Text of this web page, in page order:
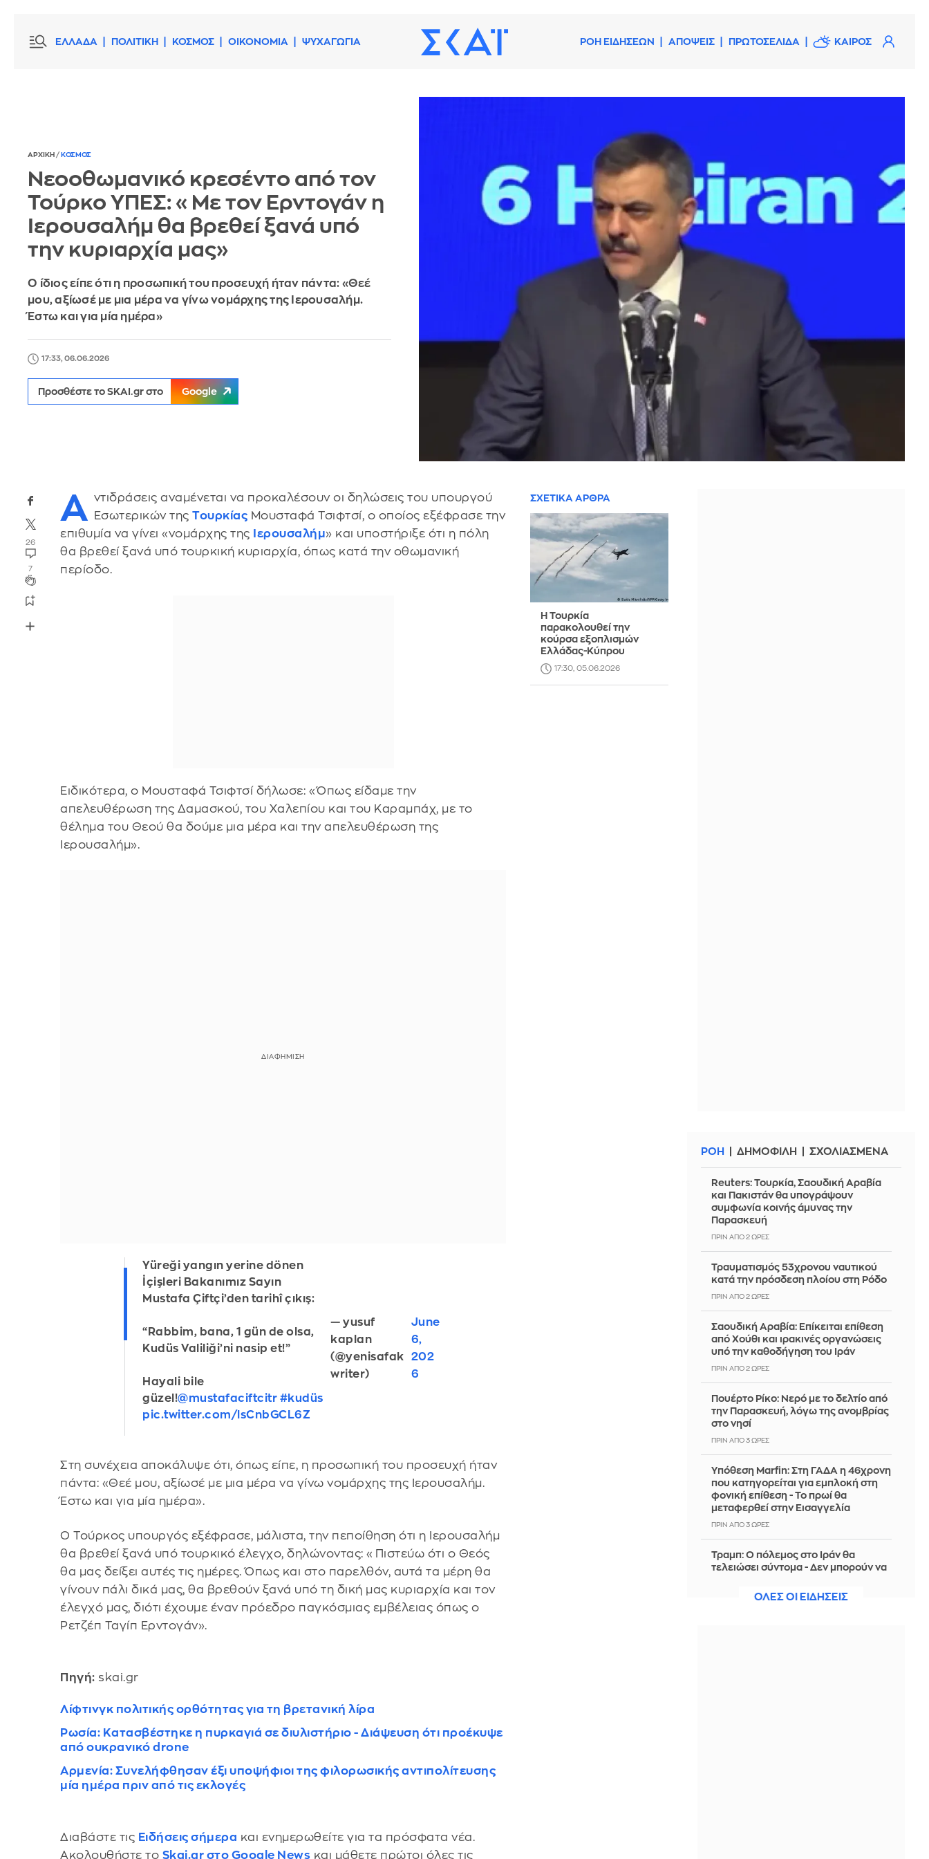
ΕΛΛΑΔΑ ΠΟΛΙΤΙΚΗ ΚΟΣΜΟΣ ΟΙΚΟΝΟΜΙΑ ΨΥΧΑΓΩΓΙΑ ΡΟΗ ΕΙΔΗΣΕΩΝ ΑΠΟΨΕΙΣ ΠΡΩΤΟΣΕΛΙΔΑ ΚΑΙΡΟΣ
ΑΡΧΙΚΗ / ΚΟΣΜΟΣ
Νεοοθωμανικό κρεσέντο από τον
Τούρκο ΥΠΕΣ: «Με τον Ερντογάν η
Ιερουσαλήμ θα βρεθεί ξανά υπό
την κυριαρχία μας»
Ο ίδιος είπε ότι η προσωπική του προσευχή ήταν πάντα: «Θεέ
μου, αξίωσέ με μια μέρα να γίνω νομάρχης της Ιερουσαλήμ.
Έστω και για μία ημέρα»
17:33, 06.06.2026
Προσθέστε το SKAI.gr στο Google
26
7
Α ντιδράσεις αναμένεται να προκαλέσουν οι δηλώσεις του υπουργού
Εσωτερικών τηςΤουρκίας Μουσταφά Τσιφτσί, ο οποίος εξέφρασε την
επιθυμία να γίνει «νομάρχης της
Ιερουσαλήμ» και υποστήριξε ότι η πόλη
θα βρεθεί ξανά υπό τουρκική κυριαρχία, όπως κατά την οθωμανική
περίοδο.
Ειδικότερα, ο Μουσταφά Τσιφτσί δήλωσε: «Όπως είδαμε την
απελευθέρωση της Δαμασκού, του Χαλεπίου και του Καραμπάχ, με το
θέλημα του Θεού θα δούμε μια μέρα και την απελευθέρωση της
Ιερουσαλήμ».
Yüreği yangın yerine dönen
İçişleri Bakanımız Sayın
Mustafa Çiftçi’den tarihî çıkış:
“Rabbim, bana, 1 gün de olsa,
Kudüs Valiliği’ni nasip et!”
Hayali bile
güzel!@mustafaciftcitr #kudüs
pic.twitter.com/lsCnbGCL6Z
— yusuf
kaplan
(@yenisafak
writer)
June
6,
202
6
Στη συνέχεια αποκάλυψε ότι, όπως είπε, η προσωπική του προσευχή ήταν
πάντα: «Θεέ μου, αξίωσέ με μια μέρα να γίνω νομάρχης της Ιερουσαλήμ.
Έστω και για μία ημέρα».
Ο Τούρκος υπουργός εξέφρασε, μάλιστα, την πεποίθηση ότι η Ιερουσαλήμ
θα βρεθεί ξανά υπό τουρκικό έλεγχο, δηλώνοντας: «Πιστεύω ότι ο Θεός
θα μας δείξει αυτές τις ημέρες. Όπως και στο παρελθόν, αυτά τα μέρη θα
γίνουν πάλι δικά μας, θα βρεθούν ξανά υπό τη δική μας κυριαρχία και τον
έλεγχό μας, διότι έχουμε έναν πρόεδρο παγκόσμιας εμβέλειας όπως ο
Ρετζέπ Ταγίπ Ερντογάν».
Πηγή: skai.gr
Λίφτινγκ πολιτικής ορθότητας για τη βρετανική λίρα
Ρωσία: Κατασβέστηκε η πυρκαγιά σε διυλιστήριο - Διάψευση ότι προέκυψε
από ουκρανικό drone
Αρμενία: Συνελήφθησαν έξι υποψήφιοι της φιλορωσικής αντιπολίτευσης
μία ημέρα πριν από τις εκλογές
Διαβάστε τις Ειδήσεις σήμερα και ενημερωθείτε για τα πρόσφατα νέα.
Ακολουθήστε το Skai.gr στο Google News και μάθετε πρώτοι όλες τις
ΣΧΕΤΙΚΑ ΑΡΘΡΑ
Η Τουρκία
παρακολουθεί την
κούρσα εξοπλισμών
Ελλάδας-Κύπρου
17:30, 05.06.2026
ΡΟΗ ΔΗΜΟΦΙΛΗ ΣΧΟΛΙΑΣΜΕΝΑ
Reuters: Τουρκία, Σαουδική Αραβία
και Πακιστάν θα υπογράψουν
συμφωνία κοινής άμυνας την
Παρασκευή
ΠΡΙΝ ΑΠΌ 2 ΏΡΕΣ
Τραυματισμός 53χρονου ναυτικού
κατά την πρόσδεση πλοίου στη Ρόδο
ΠΡΙΝ ΑΠΌ 2 ΏΡΕΣ
Σαουδική Αραβία: Επίκειται επίθεση
από Χούθι και ιρακινές οργανώσεις
υπό την καθοδήγηση του Ιράν
ΠΡΙΝ ΑΠΌ 2 ΏΡΕΣ
Πουέρτο Ρίκο: Νερό με το δελτίο από
την Παρασκευή, λόγω της ανομβρίας
στο νησί
ΠΡΙΝ ΑΠΌ 3 ΏΡΕΣ
Υπόθεση Marfin: Στη ΓΑΔΑ η 46χρονη
που κατηγορείται για εμπλοκή στη
φονική επίθεση - Το πρωί θα
μεταφερθεί στην Εισαγγελία
ΠΡΙΝ ΑΠΌ 3 ΏΡΕΣ
Τραμπ: Ο πόλεμος στο Ιράν θα
τελειώσει σύντομα - Δεν μπορούν να
ΠΡΙΝ ΑΠΌ 3 ΏΡΕΣΟΛΕΣ ΟΙ ΕΙΔΗΣΕΙΣ